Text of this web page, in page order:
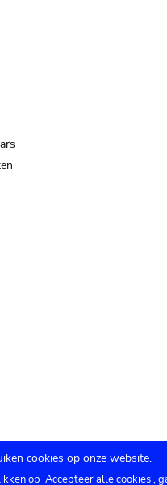
cookies op onze website.
op 'Accepteer alle cookies',